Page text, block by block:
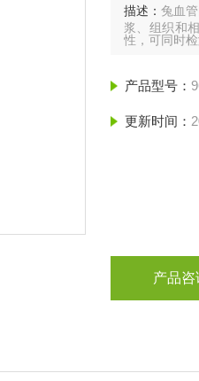
描述：兔血
浆、组织和
性，可同时
产品型号：
更新时间：
产品咨